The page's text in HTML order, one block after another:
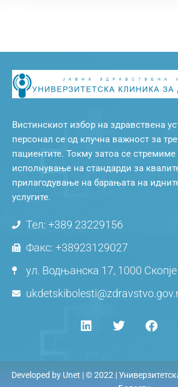
Вистинскиот избор на здравствена
персонал се од клучна важност за
пациентите. Токму затоа се
исполнување на стандарди за
прилагодување на барањата на
услугите.
Тел: +389 23229156
Факс: +38923129027
ул. Водњанска 17, 1000
Developed by Unet | © 2022 |